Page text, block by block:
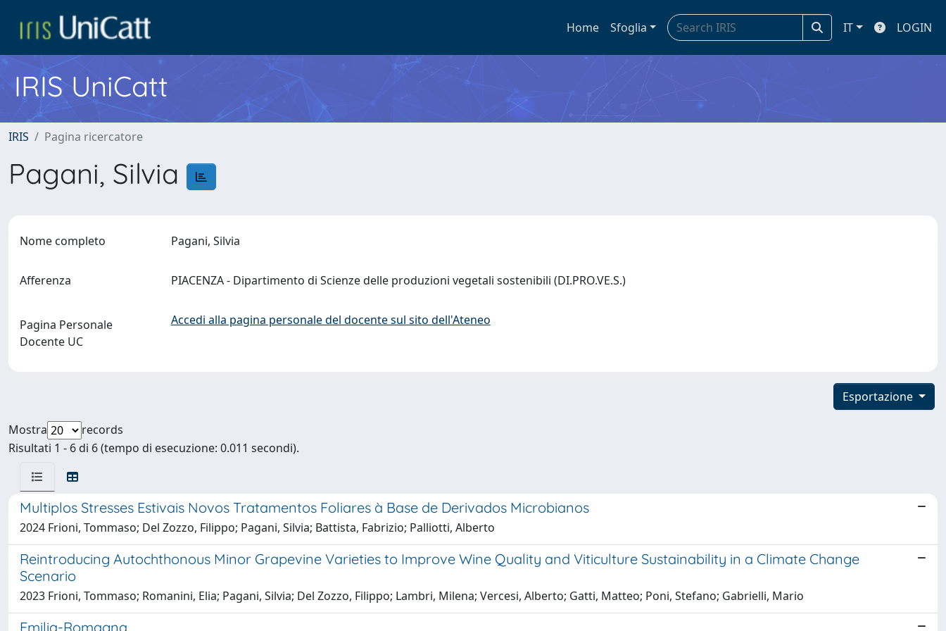
Home Sfoglia IT LOGIN
IRIS UniCatt
IRIS Pagina ricercatore
Pagani, Silvia
Nome completo Pagani, Silvia
Afferenza PIACENZA - Dipartimento di Scienze delle produzioni vegetali sostenibili (DI.PRO.VE.S.)
Pagina Personale
Docente UC
Accedi alla pagina personale del docente sul sito dell'Ateneo
Esportazione
Mostra
records
Risultati 1 - 6 di 6 (tempo di esecuzione: 0.011 secondi).
Multiplos Stresses Estivais Novos Tratamentos Foliares à Base de Derivados Microbianos
2024 Frioni, Tommaso; Del Zozzo, Filippo; Pagani, Silvia; Battista, Fabrizio; Palliotti, Alberto
Reintroducing Autochthonous Minor Grapevine Varieties to Improve Wine Quality and Viticulture Sustainability in a Climate Change
Scenario
2023 Frioni, Tommaso; Romanini, Elia; Pagani, Silvia; Del Zozzo, Filippo; Lambri, Milena; Vercesi, Alberto; Gatti, Matteo; Poni, Stefano; Gabrielli, Mario
Emilia-Romagna